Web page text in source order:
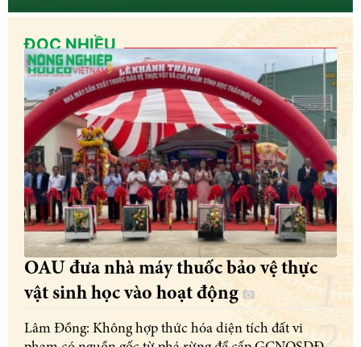
ĐỌC NHIỀU
OAU đưa nhà máy thuốc bảo vệ thực
vật sinh học vào hoạt động
Lâm Đồng: Không hợp thức hóa diện tích đất vi